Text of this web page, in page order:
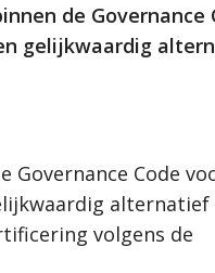
de Governance
gelijkwaardig
Code
alternatief
volgens de